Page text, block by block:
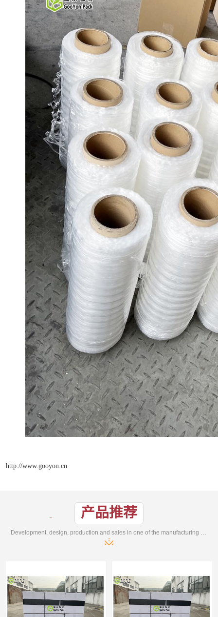
http://www.gooyon.cn
产品推荐
Development, design, production and sales in one of the manufacturing enterprises